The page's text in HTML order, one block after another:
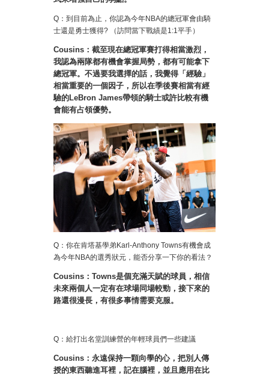
Q：到目前為止，你認為今年NBA的總冠軍會由騎
士還是勇士獲得? （訪問當下戰績是1:1平手）
Cousins：截至現在總冠軍賽打得相當激烈，
我認為兩隊都有機會掌握局勢，都有可能拿下
總冠軍。不過要我選擇的話，我覺得「經驗」
相當重要的一個因子，所以在季後賽相當有經
驗的LeBron James帶領的騎士或許比較有機
會能有占領優勢。
Q：你在肯塔基學弟Karl-Anthony Towns有機會成
為今年NBA的選秀狀元，能否分享一下你的看法？
Cousins：Towns是個充滿天賦的球員，相信
未來兩個人一定有在球場同場較勁，接下來的
路還很漫長，有很多事情需要克服。
Q：給打出名堂訓練營的年輕球員們一些建議
Cousins：永遠保持一顆向學的心，把別人傳
授的東西聽進耳裡，記在腦裡，並且應用在比